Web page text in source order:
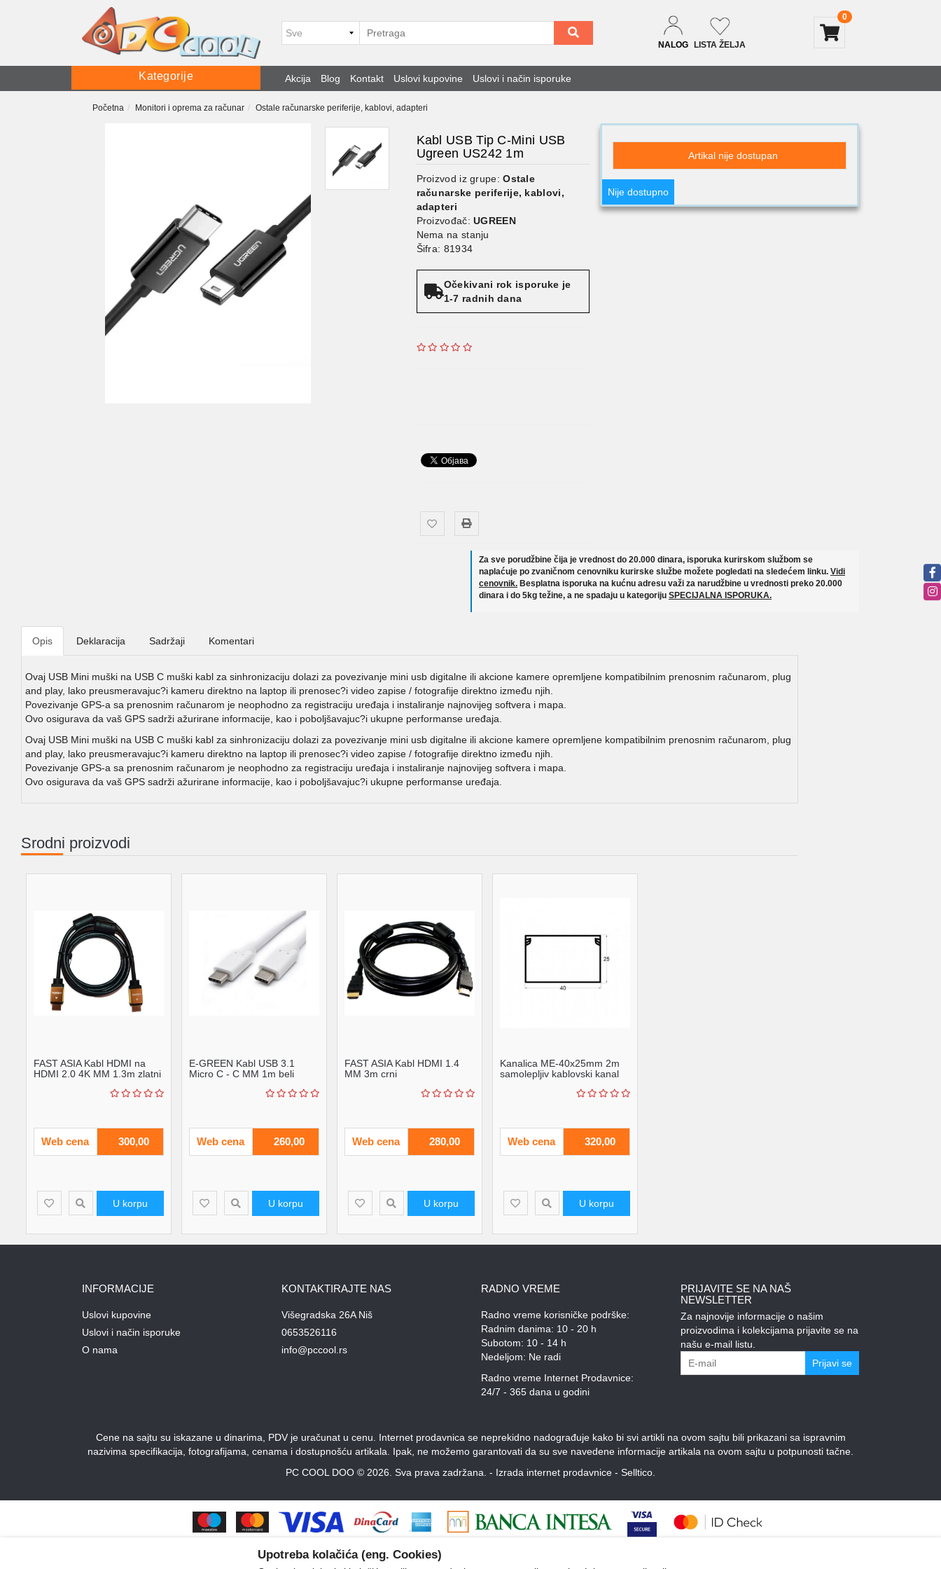
NALOG LISTA ŽELJA
0
Kategorije Akcija Blog Kontakt Uslovi kupovine Uslovi i način isporuke
Početna Monitori i oprema za računar Ostale računarske periferije, kablovi, adapteri
Kabl USB Tip C-Mini USB
Ugreen US242 1m
Proizvod iz grupe:Ostale
računarske periferije, kablovi,
adapteri
Proizvođač:UGREEN
Nema na stanju
Šifra: 81934
Očekivani rok isporuke je
1-7 radnih dana
Artikal nije dostupan
Nije dostupno
Za sve porudžbine čija je vrednost do 20.000 dinara, isporuka kurirskom službom se
naplaćuje po zvaničnom cenovniku kurirske službe možete pogledati na sledećem linku. Vidi
cenovnik. Besplatna isporuka na kućnu adresu važi za narudžbine u vrednosti preko 20.000
dinara i do 5kg težine, a ne spadaju u kategoriju SPECIJALNA ISPORUKA.
Opis Deklaracija Sadržaji Komentari
Ovaj USB Mini muški na USB C muški kabl za sinhronizaciju dolazi za povezivanje mini usb digitalne ili akcione kamere opremljene kompatibilnim prenosnim računarom, plug
and play, lako preusmeravajuc?i kameru direktno na laptop ili prenosec?i video zapise / fotografije direktno između njih.
Povezivanje GPS-a sa prenosnim računarom je neophodno za registraciju uređaja i instaliranje najnovijeg softvera i mapa.
Ovo osigurava da vaš GPS sadrži ažurirane informacije, kao i poboljšavajuc?i ukupne performanse uređaja.
Ovaj USB Mini muški na USB C muški kabl za sinhronizaciju dolazi za povezivanje mini usb digitalne ili akcione kamere opremljene kompatibilnim prenosnim računarom, plug
and play, lako preusmeravajuc?i kameru direktno na laptop ili prenosec?i video zapise / fotografije direktno između njih.
Povezivanje GPS-a sa prenosnim računarom je neophodno za registraciju uređaja i instaliranje najnovijeg softvera i mapa.
Ovo osigurava da vaš GPS sadrži ažurirane informacije, kao i poboljšavajuc?i ukupne performanse uređaja.
Srodni proizvodi
FAST ASIA Kabl HDMI na
HDMI 2.0 4K MM 1.3m zlatni
Web cena 300,00
U korpu
E-GREEN Kabl USB 3.1
Micro C - C MM 1m beli
Web cena 260,00
U korpu
FAST ASIA Kabl HDMI 1.4
MM 3m crni
Web cena 280,00
U korpu
Kanalica ME-40x25mm 2m
samolepljiv kablovski kanal
Web cena 320,00
U korpu
INFORMACIJE
Uslovi kupovine
Uslovi i način isporuke
O nama
KONTAKTIRAJTE NAS
Višegradska 26A Niš
0653526116
info@pccool.rs
RADNO VREME
Radno vreme korisničke podrške:
Radnim danima: 10 - 20 h
Subotom: 10 - 14 h
Nedeljom: Ne radi
Radno vreme Internet Prodavnice:
24/7 - 365 dana u godini
PRIJAVITE SE NA NAŠ
NEWSLETTER
Za najnovije informacije o našim
proizvodima i kolekcijama prijavite se na
našu e-mail listu.
Prijavi se
Cene na sajtu su iskazane u dinarima, PDV je uračunat u cenu. Internet prodavnica se neprekidno nadograđuje kako bi svi artikli na ovom sajtu bili prikazani sa ispravnim
nazivima specifikacija, fotografijama, cenama i dostupnošću artikala. Ipak, ne možemo garantovati da su sve navedene informacije artikala na ovom sajtu u potpunosti tačne.
PC COOL DOO © 2026. Sva prava zadržana. - Izrada internet prodavnice - Selltico.
Upotreba kolačića (eng. Cookies)